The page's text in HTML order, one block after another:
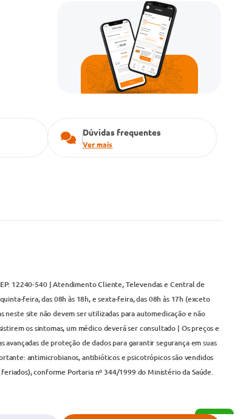
Dúvidas frequentes
Ver mais
12240-540 | Atendimento Cliente, Televendas e Central de
feira, das 08h às 18h, e sexta-feira, das 08h às 17h (exceto
neste site não devem ser utilizadas para automedicação e não
os sintomas, um médico deverá ser consultado | Os preços e
avançadas de proteção de dados para garantir segurança em suas
antimicrobianos, antibióticos e psicotrópicos são vendidos
conforme Portaria nº 344/1999 do Ministério da Saúde.